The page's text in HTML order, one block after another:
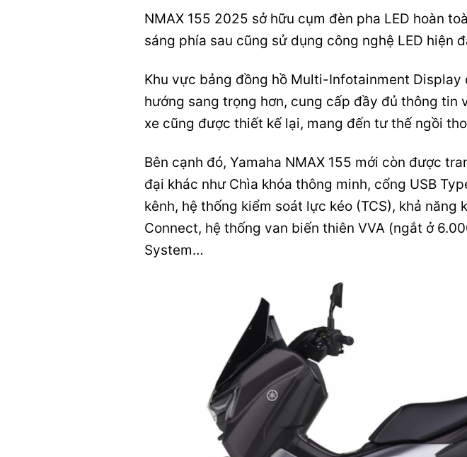
NMAX 155 2025 sở hữu cụm đèn pha LED hoàn
sáng phía sau cũng sử dụng công nghệ LED hiện
Khu vực bảng đồng hồ Multi-Infotainment
hướng sang trọng hơn, cung cấp đầy đủ thông tin
xe cũng được thiết kế lại, mang đến tư thế ngồi
Bên cạnh đó, Yamaha NMAX 155 mới còn được
đại khác như Chìa khóa thông minh, cổng USB
kênh, hệ thống kiểm soát lực kéo (TCS), khả năng
Connect, hệ thống van biến thiên VVA (ngắt ở
System…